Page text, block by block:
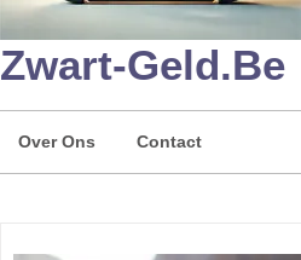
Zwart-Geld.be
Over Ons Contact